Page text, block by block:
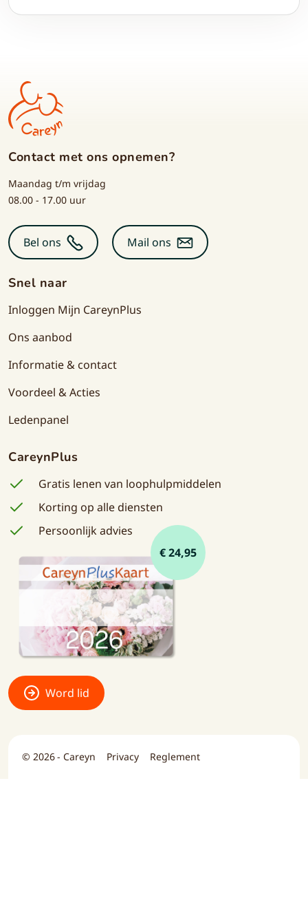
Contact met ons opnemen?
Maandag t/m vrijdag
08.00 - 17.00 uur
Bel ons Mail ons
Snel naar
Inloggen Mijn CareynPlus
Ons aanbod
Informatie & contact
Voordeel & Acties
Ledenpanel
CareynPlus
Gratis lenen van loophulpmiddelen
Korting op alle diensten
Persoonlijk advies
€ 24,95
Word lid
© 2026 - Careyn Privacy Reglement